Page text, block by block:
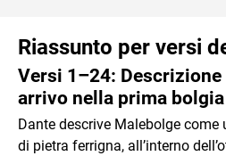
Riassunto per versi
Versi 1–24:
arrivo nella prima bolgia
Dante descrive Malebolge
di pietra ferrigna, all’interno